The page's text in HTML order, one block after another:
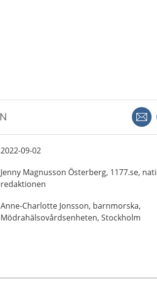
2022-09-02
Jenny Magnusson Österberg, 1177.se,
redaktionen
Anne-Charlotte Jonsson, barnmorska,
Mödrahälsovårdsenheten, Stockholm